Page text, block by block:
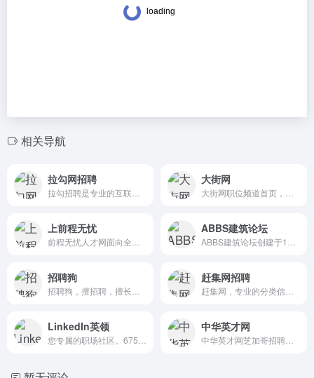
相关导航
拉勾网招聘 大街网
上前程无忧 ABBS建筑论坛
招聘狗 赶集网招聘
LinkedIn英领 中华英才网